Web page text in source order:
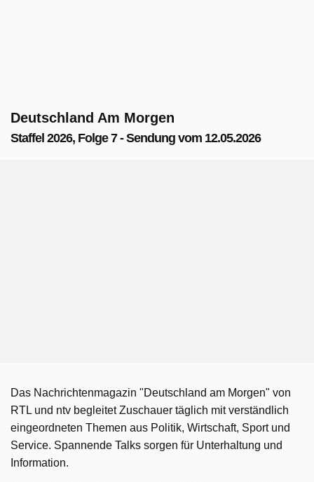
Deutschland Am Morgen
Staffel 2026, Folge 7 - Sendung vom 12.05.2026
Das Nachrichtenmagazin "Deutschland am Morgen" von
RTL und ntv begleitet Zuschauer täglich mit verständlich
eingeordneten Themen aus Politik, Wirtschaft, Sport und
Service. Spannende Talks sorgen für Unterhaltung und
Information.